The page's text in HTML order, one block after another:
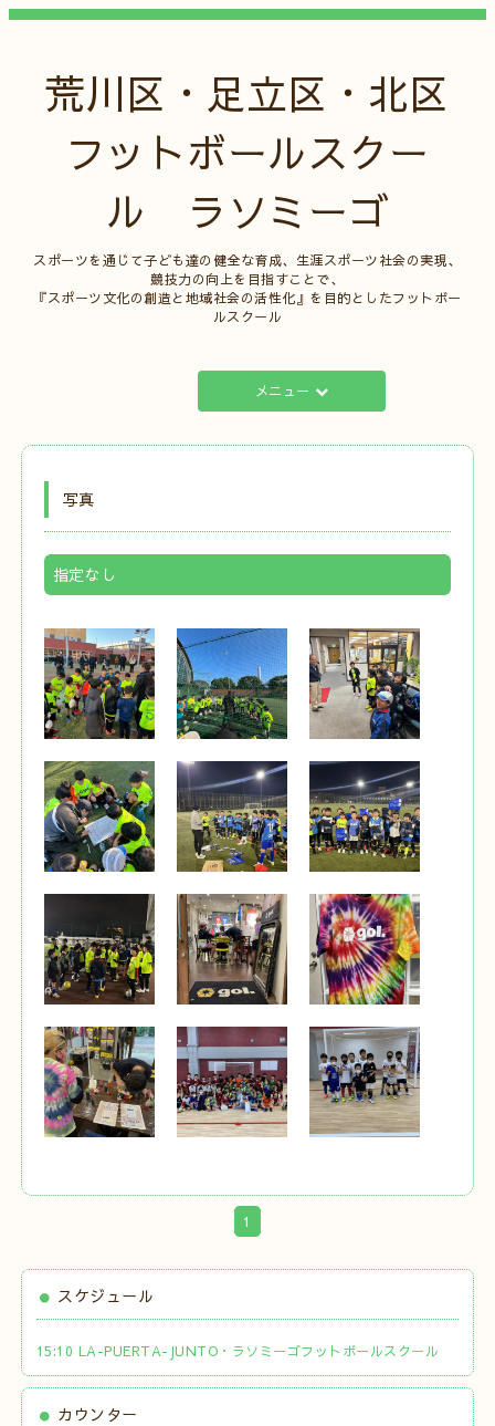
荒川区・足立区・北区
フットボールスクー
ル ラソミーゴ
スポーツを通じて子ども達の健全な育成、生涯スポーツ社会の実現、
競技力の向上を目指すことで、
『スポーツ文化の創造と地域社会の活性化』を目的としたフットボー
ルスクール
メニュー
写真
指定なし
1
スケジュール
15:10 LA-PUERTA-JUNTO・ラソミーゴフットボールスクール
カウンター